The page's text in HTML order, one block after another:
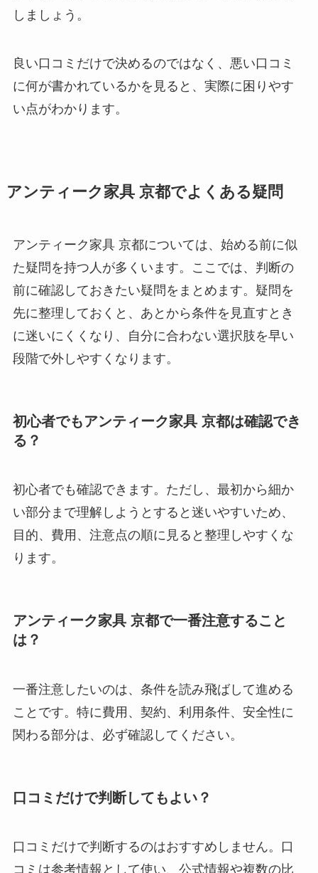
しましょう。
良い口コミだけで決めるのではなく、悪い口コミ
に何が書かれているかを見ると、実際に困りやす
い点がわかります。
アンティーク家具 京都でよくある疑問
アンティーク家具 京都については、始める前に似
た疑問を持つ人が多くいます。ここでは、判断の
前に確認しておきたい疑問をまとめます。疑問を
先に整理しておくと、あとから条件を見直すとき
に迷いにくくなり、自分に合わない選択肢を早い
段階で外しやすくなります。
初心者でもアンティーク家具 京都は確認でき
る？
初心者でも確認できます。ただし、最初から細か
い部分まで理解しようとすると迷いやすいため、
目的、費用、注意点の順に見ると整理しやすくな
ります。
アンティーク家具 京都で一番注意すること
は？
一番注意したいのは、条件を読み飛ばして進める
ことです。特に費用、契約、利用条件、安全性に
関わる部分は、必ず確認してください。
口コミだけで判断してもよい？
口コミだけで判断するのはおすすめしません。口
コミは参考情報として使い、公式情報や複数の比